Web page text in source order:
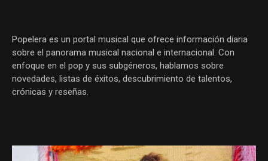
Popelera es un portal musical que ofrece información diaria
sobre el panorama musical nacional e internacional. Con
enfoque en el pop y sus subgéneros, hablamos sobre
novedades, listas de éxitos, descubrimiento de talentos,
crónicas y reseñas.